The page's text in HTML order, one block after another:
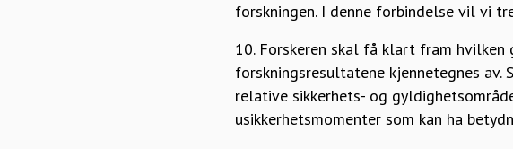
forskningen. I denne forbindelse vil vi
10. Forskeren skal få klart fram hvilken
forskningsresultatene kjennetegnes
relative sikkerhets- og
usikkerhetsmomenter som kan ha